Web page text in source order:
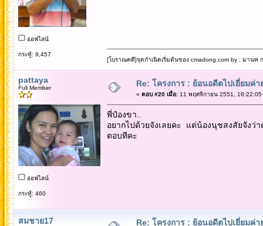
ออฟไลน์
กระทู้: 9,457
[โบราณคดี]จุดกำเนิดเริ่มต้นของ cmadong.com by : มานพ
pattaya
Full Member
ออฟไลน์
กระทู้: 460
Re: โครงการ : ย้อนอดีตไปเยี่ยมค่
« ตอบ #20 เมื่อ:11 พฤศจิกายน 2551, 16:22:05
พี่ป๋องขา..
อยากไปด้วยจังเลยคะ แต่น้องนุชสงสัยจัง
ตอบทีคะ
สมชาย17 Re: โครงการ : ย้อนอดีตไปเยี่ยมค่